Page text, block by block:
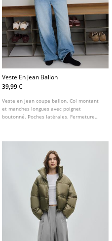
Veste En Jean Ballon
39,99 €
Veste en jean coupe ballon. Col montant
et manches longues avec poignet
boutonné. Poches latérales. Fermeture